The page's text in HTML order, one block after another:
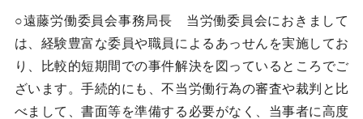
○遠藤労働委員会事務局長 当労働委員会におきまして
は、経験豊富な委員や職員によるあっせんを実施してお
り、比較的短期間での事件解決を図っているところでご
ざいます。手続的にも、不当労働行為の審査や裁判と比
べまして、書面等を準備する必要がなく、当事者に高度